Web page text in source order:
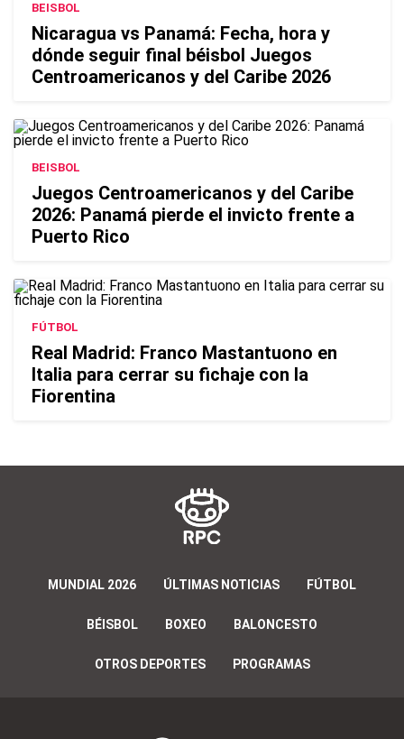
BEISBOL
Nicaragua vs Panamá: Fecha, hora y
dónde seguir final béisbol Juegos
Centroamericanos y del Caribe 2026
BEISBOL
Juegos Centroamericanos y del Caribe
2026: Panamá pierde el invicto frente a
Puerto Rico
FÚTBOL
Real Madrid: Franco Mastantuono en
Italia para cerrar su fichaje con la
Fiorentina
MUNDIAL 2026 ÚLTIMAS NOTICIAS FÚTBOL
BÉISBOL BOXEO BALONCESTO
OTROS DEPORTES PROGRAMAS